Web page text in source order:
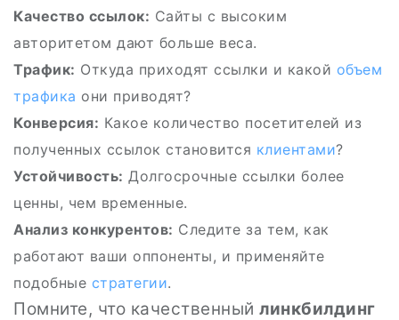
Качество ссылок: Сайты с высоким
авторитетом дают больше веса.
Трафик: Откуда приходят ссылки и какой объем
трафика они приводят?
Конверсия: Какое количество посетителей из
полученных ссылок становится клиентами?
Устойчивость: Долгосрочные ссылки более
ценны, чем временные.
Анализ конкурентов: Следите за тем, как
работают ваши оппоненты, и применяйте
подобные стратегии.
Помните, что качественный линкбилдинг